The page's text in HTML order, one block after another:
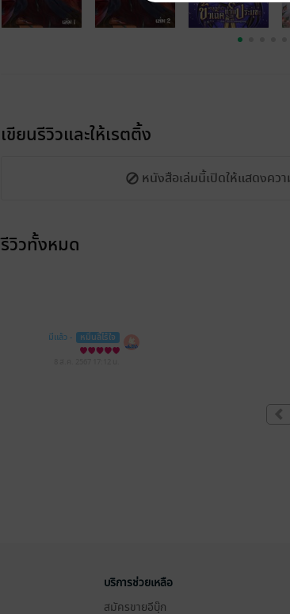
เขียนรีวิวและให้เรตติ้ง
หนังสือเล่มนี้เปิดให้แสดงคว
รีวิวทั้งหมด
มีแล้ว - หมื่นลี้ไร้ใจ
บริการช่วยเหลือ
สมัครขายอีบุ๊ก